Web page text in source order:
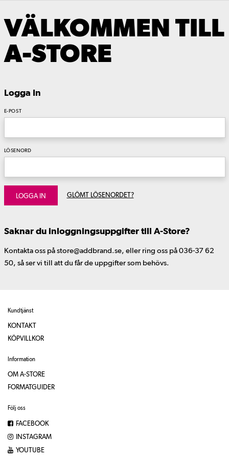
VÄLKOMMEN TILL
A-STORE
Logga In
E-POST
LÖSENORD
LOGGA IN GLÖMT LÖSENORDET?
Saknar du inloggningsuppgifter till A-Store?
Kontakta oss på store@addbrand.se, eller ring oss på 036-37 62
50, så ser vi till att du får de uppgifter som behövs.
Kundtjänst
KONTAKT
KÖPVILLKOR
Information
OM A-STORE
FORMATGUIDER
Följ oss
FACEBOOK
INSTAGRAM
YOUTUBE